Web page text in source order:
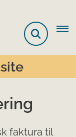
faktura til